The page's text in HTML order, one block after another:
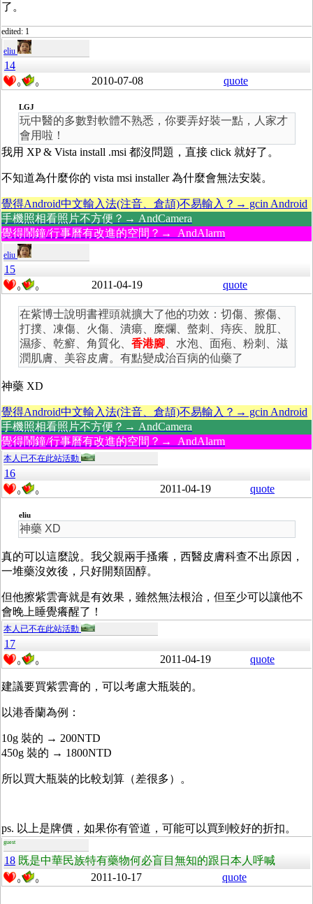
了。
edited: 1
eliu
14
0 0 2010-07-08 quote
LGJ
玩中醫的多數對軟體不熟悉，你要弄好裝一點，人家才
會用啦！
我用 XP & Vista install .msi 都沒問題，直接 click 就好了。
不知道為什麼你的 vista msi installer 為什麼會無法安裝。
覺得Android中文輸入法(注音、倉頡)不易輸入？→ gcin Android
手機照相看照片不方便？→ AndCamera
覺得鬧鐘/行事曆有改進的空間？→ AndAlarm
eliu
15
0 0 2011-04-19 quote
在紫博士說明書裡頭就擴大了他的功效：切傷、擦傷、
打撲、凍傷、火傷、潰瘍、糜爛、螫刺、痔疾、脫肛、
濕疹、乾癬、角質化、 香港腳、水泡、面疱、粉刺、滋
潤肌膚、美容皮膚。有點變成治百病的仙藥了
神藥 XD
覺得Android中文輸入法(注音、倉頡)不易輸入？→ gcin Android
手機照相看照片不方便？→ AndCamera
覺得鬧鐘/行事曆有改進的空間？→ AndAlarm
本人已不在此站活動
16
0 0 2011-04-19 quote
eliu
神藥 XD
真的可以這麼說。我父親兩手搔癢，西醫皮膚科查不出原因，
一堆藥沒效後，只好開類固醇。
但他擦紫雲膏就是有效果，雖然無法根治，但至少可以讓他不
會晚上睡覺癢醒了！
本人已不在此站活動
17
0 0 2011-04-19 quote
建議要買紫雲膏的，可以考慮大瓶裝的。
以港香蘭為例：
10g 裝的 → 200NTD
450g 裝的 → 1800NTD
所以買大瓶裝的比較划算（差很多）。
ps. 以上是牌價，如果你有管道，可能可以買到較好的折扣。
guest
18 既是中華民族特有藥物何必盲目無知的跟日本人呼喊
0 0 2011-10-17 quote